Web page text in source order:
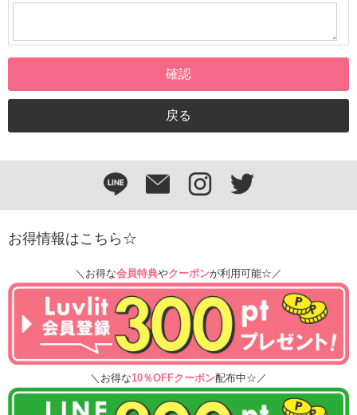
お得情報はこちら☆
＼お得な会員特典やクーポンが利用可能☆／
＼お得な10％OFFクーポン配布中☆／